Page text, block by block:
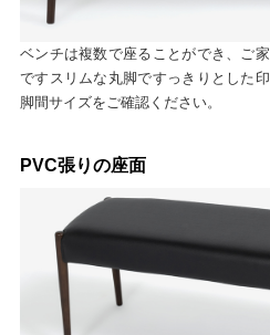
ベンチは複数で座ることができ、ご
ですスリムな丸脚ですっきりとした
脚間サイズをご確認ください。
PVC張りの座面